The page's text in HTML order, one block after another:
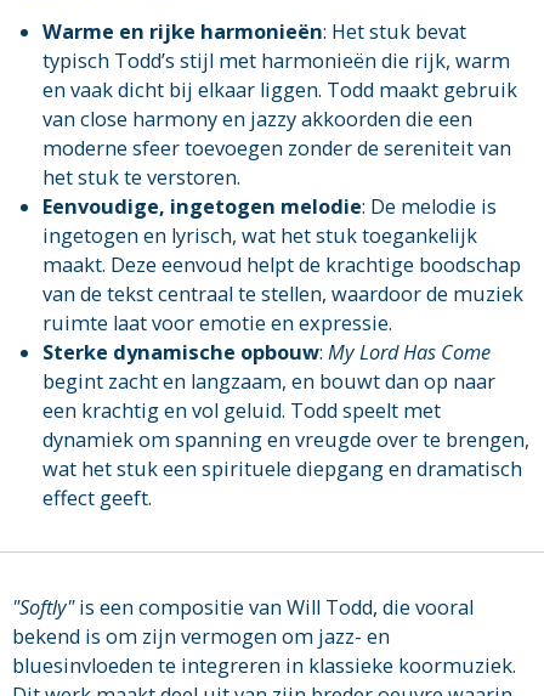
Warme en rijke harmonieën: Het stuk bevat
typisch Todd’s stijl met harmonieën die rijk, warm
en vaak dicht bij elkaar liggen. Todd maakt gebruik
van close harmony en jazzy akkoorden die een
moderne sfeer toevoegen zonder de sereniteit van
het stuk te verstoren.
Eenvoudige, ingetogen melodie: De melodie is
ingetogen en lyrisch, wat het stuk toegankelijk
maakt. Deze eenvoud helpt de krachtige boodschap
van de tekst centraal te stellen, waardoor de muziek
ruimte laat voor emotie en expressie.
Sterke dynamische opbouw: My Lord Has Come
begint zacht en langzaam, en bouwt dan op naar
een krachtig en vol geluid. Todd speelt met
dynamiek om spanning en vreugde over te brengen,
wat het stuk een spirituele diepgang en dramatisch
effect geeft.
"Softly"is een compositie van Will Todd, die vooral
bekend is om zijn vermogen om jazz- en
bluesinvloeden te integreren in klassieke koormuziek.